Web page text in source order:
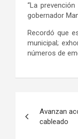
“La
gobernador
Recordó que
municipal;
números de
de
Avanzan
cableado